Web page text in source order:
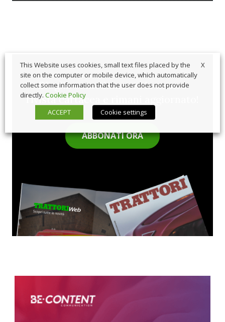
Sfoglia comodamente la nostra
rivista cartacea e rimani aggiornato!
ABBONATI ORA
X
This Website uses cookies, small text files placed by the
site on the computer or mobile device, which automatically
collect some information that the user does not provide
directly. Cookie Policy
ACCEPT
Cookie settings